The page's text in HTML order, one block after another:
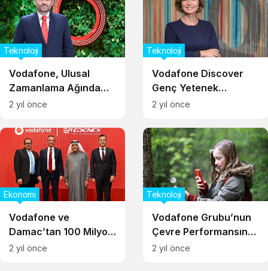
Vodafone, Ulusal
Zamanlama Ağında
Adtran Teknolojisini
Teknoloji
2 yıl önce
Vodafone Discover
Genç Yetenek
Pragramı’na
Teknoloji
2 yıl önce
Vodafone ve
Damac’tan 100 Milyon
Dolarlık Veri Merkezi
Ekonomi
2 yıl önce
Vodafone Grubu’nun
Çevre Performansına
CDP’den Tam Not
Teknoloji
2 yıl önce